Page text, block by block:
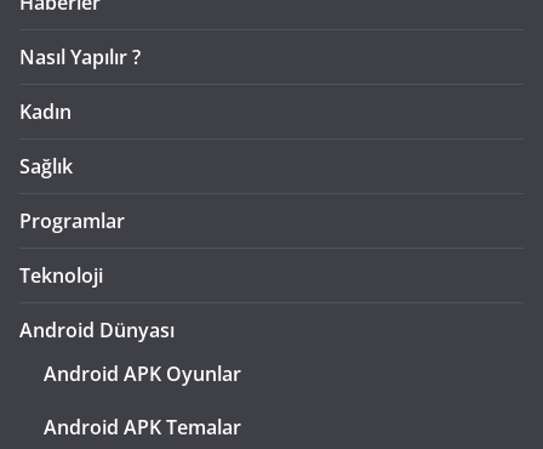
Nasıl Yapılır ?
Kadın
Sağlık
Programlar
Teknoloji
Android Dünyası
Android APK Oyunlar
Android APK Temalar